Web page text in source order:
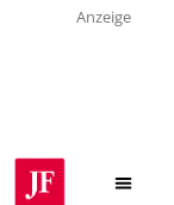
Anzeige